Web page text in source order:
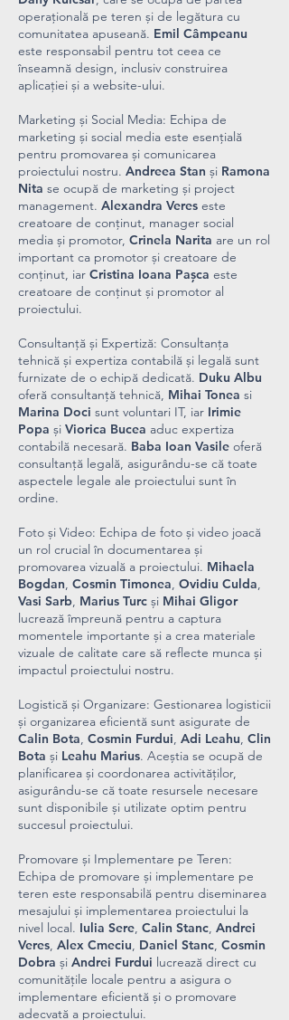
operațională pe teren și de legătura cu
comunitatea apuseană. Emil Câmpeanu
este responsabil pentru tot ceea ce
înseamnă design, inclusiv construirea
aplicației și a website-ului.
Marketing și Social Media: Echipa de
marketing și social media este esențială
pentru promovarea și comunicarea
proiectului nostru. Andreea Stan și Ramona
Nita se ocupă de marketing și project
management. Alexandra Veres este
creatoare de conținut, manager social
media și promotor, Crinela Narita are un rol
important ca promotor și creatoare de
conținut, iar Cristina Ioana Pașca este
creatoare de conținut și promotor al
proiectului.
Consultanță și Expertiză: Consultanța
tehnică și expertiza contabilă și legală sunt
furnizate de o echipă dedicată. Duku Albu
oferă consultanță tehnică, Mihai Tonea si
Marina Doci sunt voluntari IT, iar Irimie
Popa și Viorica Bucea aduc expertiza
contabilă necesară. Baba Ioan Vasile oferă
consultanță legală, asigurându-se că toate
aspectele legale ale proiectului sunt în
ordine.
Foto și Video: Echipa de foto și video joacă
un rol crucial în documentarea și
promovarea vizuală a proiectului. Mihaela
Bogdan, Cosmin Timonea, Ovidiu Culda,
Vasi Sarb, Marius Turc și Mihai Gligor
lucrează împreună pentru a captura
momentele importante și a crea materiale
vizuale de calitate care să reflecte munca și
impactul proiectului nostru.
Logistică și Organizare: Gestionarea logisticii
și organizarea eficientă sunt asigurate de
Calin Bota, Cosmin Furdui, Adi Leahu, Clin
Bota și Leahu Marius. Aceștia se ocupă de
planificarea și coordonarea activităților,
asigurându-se că toate resursele necesare
sunt disponibile și utilizate optim pentru
succesul proiectului.
Promovare și Implementare pe Teren:
Echipa de promovare și implementare pe
teren este responsabilă pentru diseminarea
mesajului și implementarea proiectului la
nivel local. Iulia Sere, Calin Stanc, Andrei
Veres, Alex Cmeciu, Daniel Stanc, Cosmin
Dobra și Andrei Furdui lucrează direct cu
comunitățile locale pentru a asigura o
implementare eficientă și o promovare
adecvată a proiectului.